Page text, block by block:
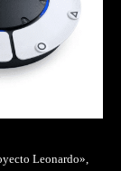
Leonardo»,